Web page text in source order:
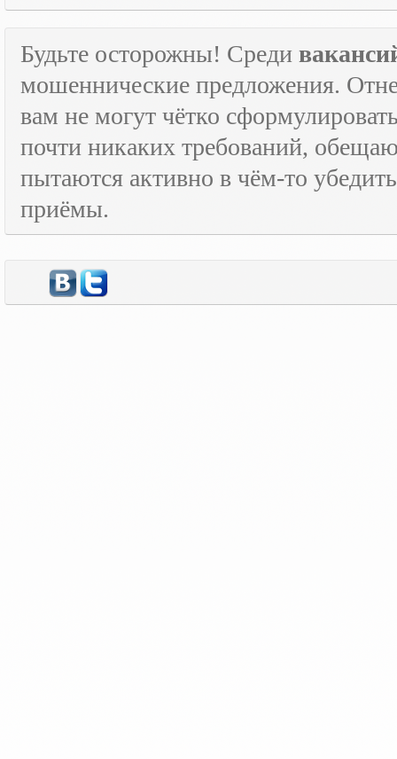
Будьте осторожны! Среди
мошеннические предложения.
вам не могут чётко
почти никаких требований,
пытаются активно в чём-то
приёмы.